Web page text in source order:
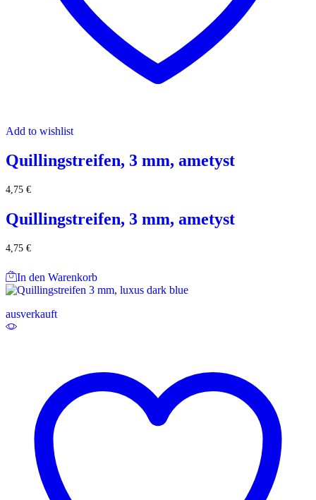
Add to wishlist
Quillingstreifen, 3 mm, ametyst
4,75 €
Quillingstreifen, 3 mm, ametyst
4,75 €
In den Warenkorb
ausverkauft